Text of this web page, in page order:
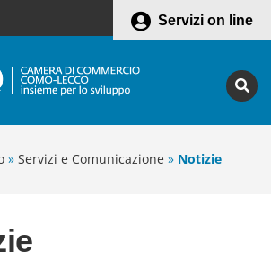
Servizi on line
» Servizi e Comunicazione » Notizie